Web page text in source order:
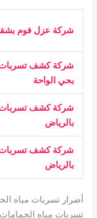
شركة عزل فوم
شركة كشف تسربات
بحي الواحة
شركة كشف تسربات
بالرياض
شركة كشف تسربات
بالرياض
أضرار تسربات مياه
تسربات مياه